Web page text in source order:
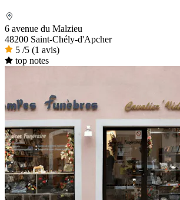
6 avenue du Malzieu
48200 Saint-Chély-d'Apcher
5 /5 (1 avis)
top notes